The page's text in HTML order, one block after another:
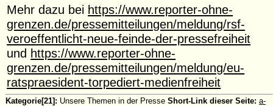
Mehr dazu bei https://www.reporter-ohne-
grenzen.de/pressemitteilungen/meldung/rsf-
veroeffentlicht-neue-feinde-der-pressefreiheit
und https://www.reporter-ohne-
grenzen.de/pressemitteilungen/meldung/eu-
ratspraesident-torpediert-medienfreiheit
Kategorie[21]: Unsere Themen in der Presse Short-Link dieser Seite: a-